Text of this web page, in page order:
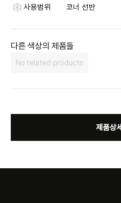
사용범위
코너 선반
다른 색상의 제품들
No related products
제품상세